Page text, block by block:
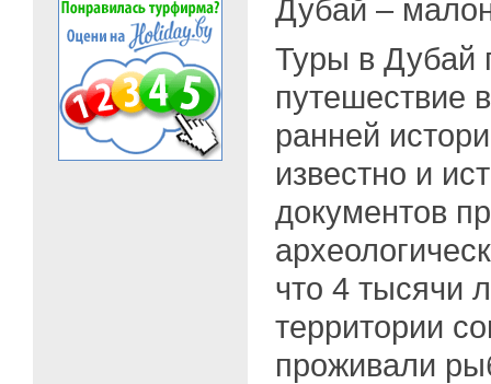
Дубай –
Туры в Дубай
путешествие
ранней
известно и
документов
что 4 тысячи
территории
проживали